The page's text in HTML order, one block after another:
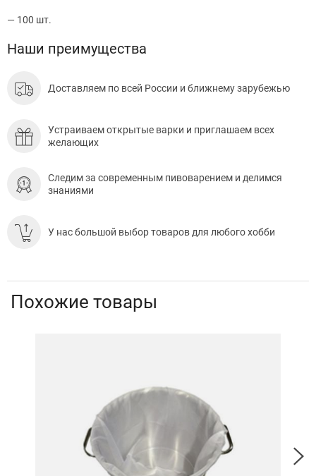
— 100 шт.
Наши преимущества
Доставляем по всей России и ближнему зарубежью
Устраиваем открытые варки и приглашаем всех
желающих
Следим за современным пивоварением и делимся
знаниями
У нас большой выбор товаров для любого хобби
Похожие товары